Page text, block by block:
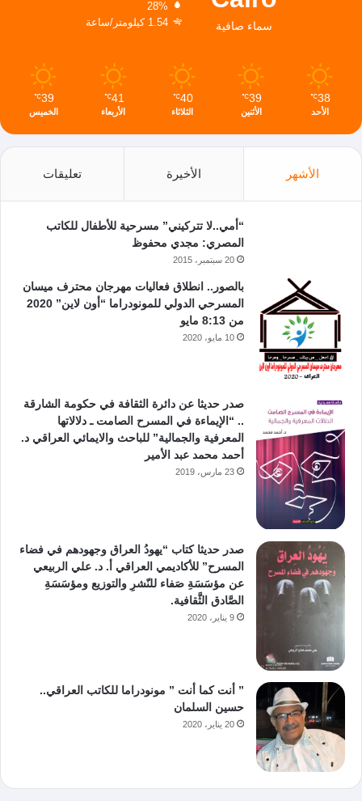
سماء صافية
28%
1.54 كيلومتر/ساعة
38
℃
الأحد
39
℃
الأثنين
40
℃
الثلاثاء
41
℃
الأربعاء
39
℃
الخميس
الأشهر الأخيرة تعليقات
“أمي..لا تتركيني” مسرحية للأطفال للكاتب
المصري: مجدي محفوظ
20 سبتمبر، 2015
بالصور.. انطلاق فعاليات مهرجان محترف ميسان
المسرحي الدولي للمونودراما “أون لاين” 2020
من 8:13 مايو
10 مايو، 2020
صدر حديثا عن دائرة الثقافة في حكومة الشارقة
.. “الإيماءة في المسرح الصامت ـ دلالاتها
المعرفية والجمالية” للباحث والايمائي العراقي د.
أحمد محمد عبد الأمير
23 مارس، 2019
صدر حديثا كتاب “يهودُ العراق وجهودهم في فضاء
المسرح” للأكاديمي العراقي أ. د. علي الربيعي
عن مؤسَسَةِ صَفاء للنّشرِ والتوزيع ومؤسَسَةِ
الصَّادق الثَّقافية.
9 يناير، 2020
” أنت كما أنت ” مونودراما للكاتب العراقي..
حسين السلمان
20 يناير، 2020